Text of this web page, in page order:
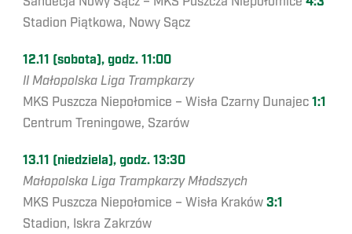
Stadion Piątkowa, Nowy Sącz
12.11 (sobota), godz. 11:00
II Małopolska Liga Trampkarzy
MKS Puszcza Niepołomice – Wisła Czarny Dunajec 1:1
Centrum Treningowe, Szarów
13.11 (niedziela), godz. 13:30
Małopolska Liga Trampkarzy Młodszych
MKS Puszcza Niepołomice – Wisła Kraków 3:1
Stadion, Iskra Zakrzów